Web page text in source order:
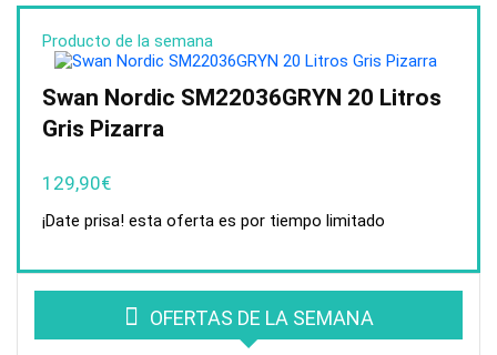
Producto de la semana
Swan Nordic SM22036GRYN 20 Litros
Gris Pizarra
129,90€
¡Date prisa! esta oferta es por tiempo limitado
OFERTAS DE LA SEMANA